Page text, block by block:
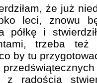
że już
leci, znowu
półkę i
trzeba też
by tu
z radością